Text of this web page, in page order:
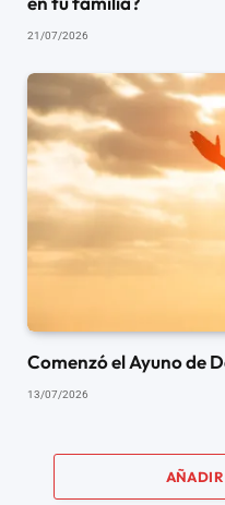
21/07/2026
Comenzó el Ayuno de
13/07/2026
AÑADIR